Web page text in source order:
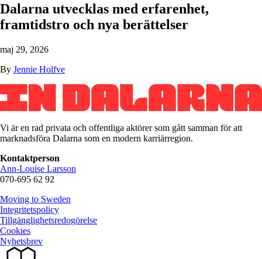
Dalarna utvecklas med erfarenhet,
framtidstro och nya berättelser
maj 29, 2026
By Jennie Holfve
Vi är en rad privata och offentliga aktörer som gått samman för att
marknadsföra Dalarna som en modern karriärregion.
Kontaktperson
Ann-Louise Larsson
070-695 62 92
Moving to Sweden
Integritetspolicy
Tillgänglighetsredogörelse
Cookies
Nyhetsbrev